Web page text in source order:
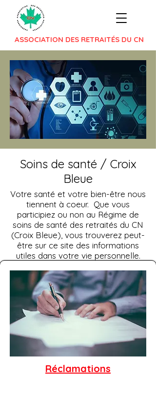
ASSOCIATION DES RETRAITÉS DU CN
Soins de santé / Croix
Bleue
Votre santé et votre bien-être nous
tiennent à coeur. Que vous
participiez ou non au Régime de
soins de santé des retraités du CN
(Croix Bleue), vous trouverez peut-
être sur ce site des informations
utiles dans votre vie personnelle.
Réclamations